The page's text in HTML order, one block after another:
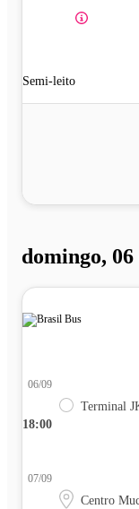
Semi-leito
domingo,
18:00
06/09
Terminal
07/09
Centro